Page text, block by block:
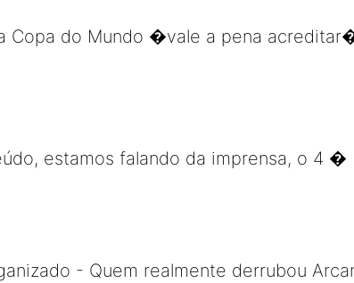
Copa do Mundo �vale a pena
estamos falando da imprensa, o 4 �
- Quem realmente derrubou